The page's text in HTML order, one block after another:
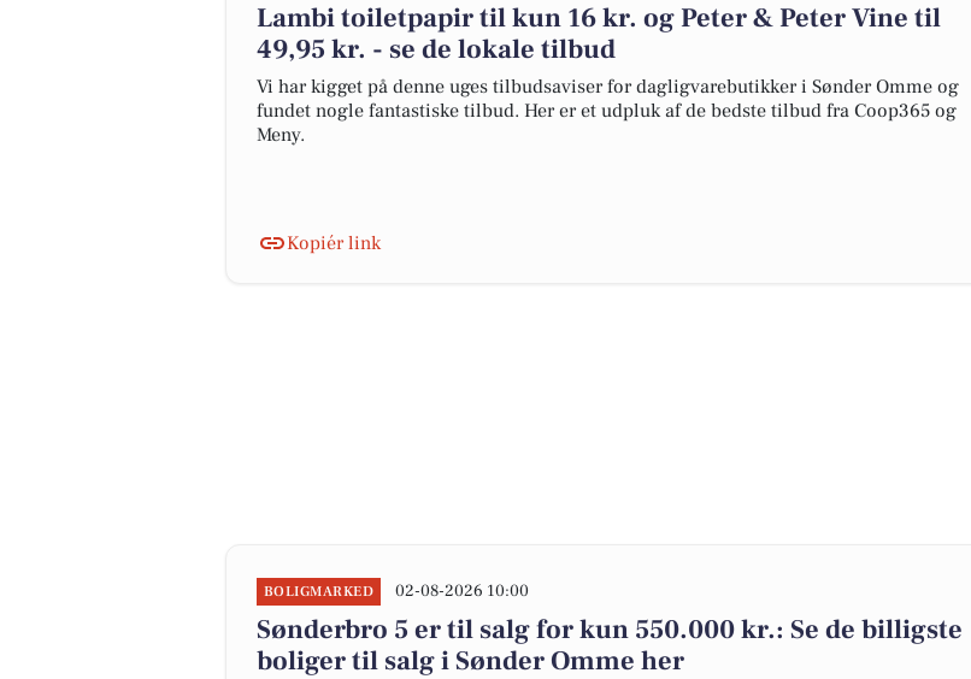
Lambi toiletpapir til kun 16 kr. og Peter & Peter Vine til
49,95 kr. - se de lokale tilbud
Vi har kigget på denne uges tilbudsaviser for dagligvarebutikker i Sønder Omme og
fundet nogle fantastiske tilbud. Her er et udpluk af de bedste tilbud fra Coop365 og
Meny.
Kopiér link
BOLIGMARKED 02-08-2026 10:00
Sønderbro 5 er til salg for kun 550.000 kr.: Se de billigste
boliger til salg i Sønder Omme her